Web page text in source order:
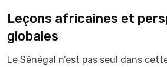
Leçons africaines et
globales
Le Sénégal n’est pas seul dans